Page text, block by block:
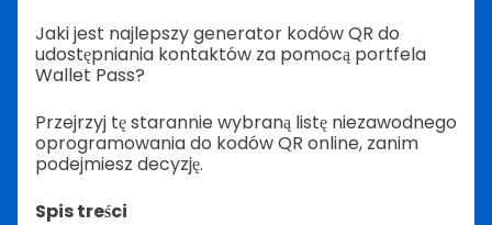
Jaki jest najlepszy generator kodów QR do
udostępniania kontaktów za pomocą portfela
Wallet Pass?
Przejrzyj tę starannie wybraną listę niezawodnego
oprogramowania do kodów QR online, zanim
podejmiesz decyzję.
Spis treści